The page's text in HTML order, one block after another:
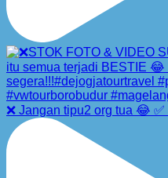
❌ Jangan tipu2 org tua 😂